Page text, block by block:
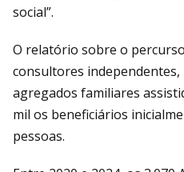
social”.
O relatório sobre o
consultores
agregados familiares
mil os beneficiários
pessoas.